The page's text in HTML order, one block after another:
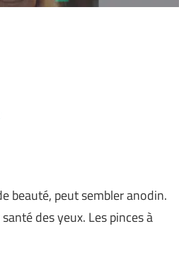
beauté, peut sembler anodin.
des yeux. Les pinces à